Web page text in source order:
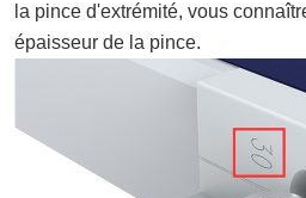
la pince d'extrémité, vous
épaisseur de la pince.